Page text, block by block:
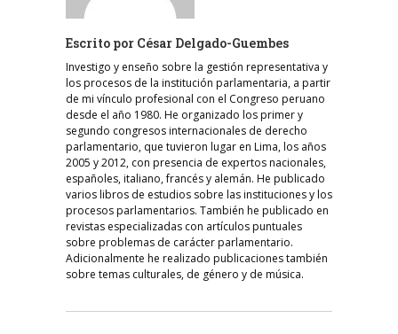
Escrito por César Delgado-Guembes
Investigo y enseño sobre la gestión representativa y
los procesos de la institución parlamentaria, a partir
de mi vínculo profesional con el Congreso peruano
desde el año 1980. He organizado los primer y
segundo congresos internacionales de derecho
parlamentario, que tuvieron lugar en Lima, los años
2005 y 2012, con presencia de expertos nacionales,
españoles, italiano, francés y alemán. He publicado
varios libros de estudios sobre las instituciones y los
procesos parlamentarios. También he publicado en
revistas especializadas con artículos puntuales
sobre problemas de carácter parlamentario.
Adicionalmente he realizado publicaciones también
sobre temas culturales, de género y de música.